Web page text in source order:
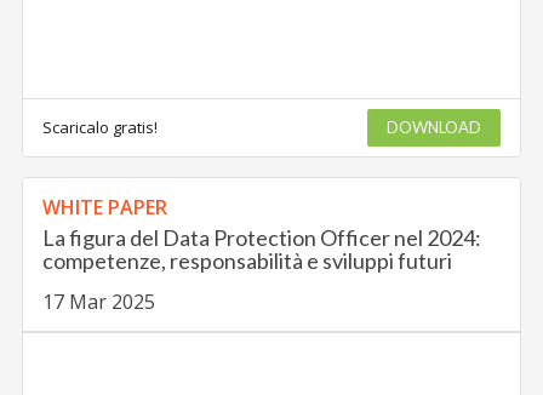
Scaricalo gratis! DOWNLOAD
WHITE PAPER
La figura del Data Protection Officer nel 2024:
competenze, responsabilità e sviluppi futuri
17 Mar 2025